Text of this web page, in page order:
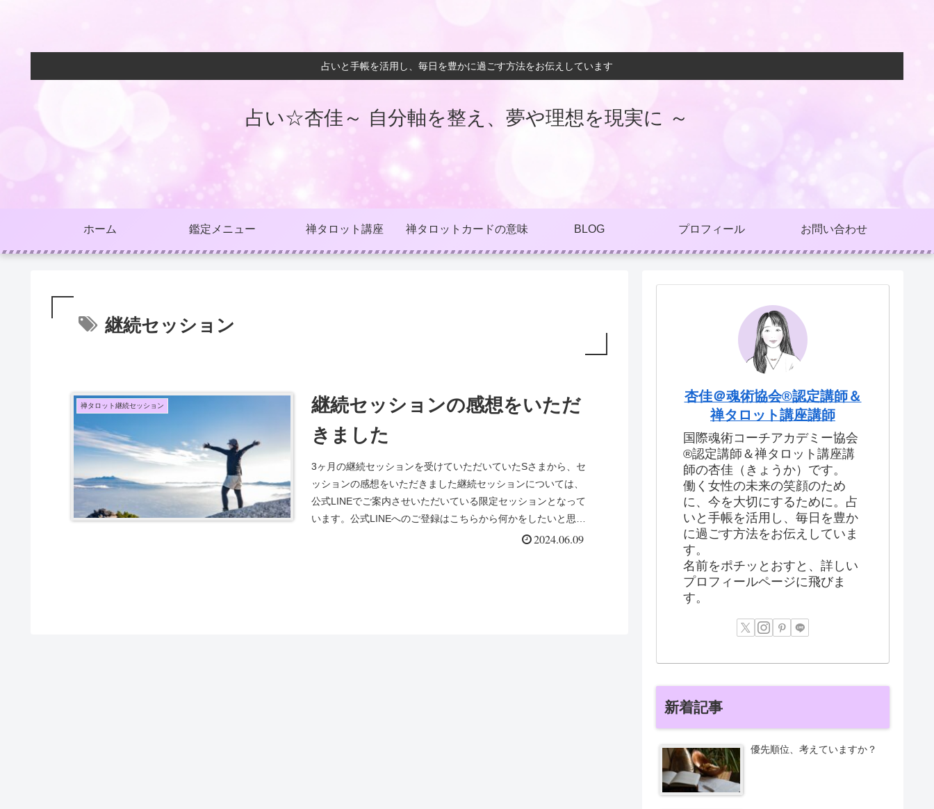
占いと手帳を活用し、毎日を豊かに過ごす方法をお伝えしています
占い☆杏佳～ 自分軸を整え、夢や理想を現実に ～
ホーム 鑑定メニュー 禅タロット講座 禅タロットカードの意味 BLOG プロフィール お問い合わせ
継続セッション
禅タロット継続セッション
継続セッションの感想をいただ
きました
3ヶ月の継続セッションを受けていただいていたSさまから、セ
ッションの感想をいただきました継続セッションについては、
公式LINEでご案内させいただいている限定セッションとなって
います。公式LINEへのご登録はこちらから何かをしたいと思っ
2024.06.09
杏佳＠魂術協会®認定講師＆
禅タロット講座講師
国際魂術コーチアカデミー協会
®認定講師＆禅タロット講座講
師の杏佳（きょうか）です。
働く女性の未来の笑顔のため
に、今を大切にするために。占
いと手帳を活用し、毎日を豊か
に過ごす方法をお伝えしていま
す。
名前をポチッとおすと、詳しい
プロフィールページに飛びま
す。
新着記事
優先順位、考えていますか？